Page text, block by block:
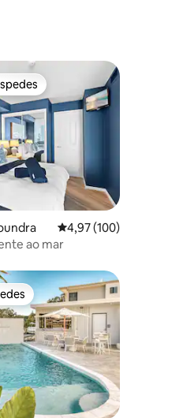
5, 9 avaliações
dos hóspedes
4,97 de uma avaliação
4,97 (100)
ao mar